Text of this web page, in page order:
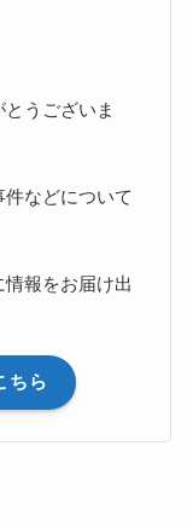
うございま
などについて
報をお届け出
ちら